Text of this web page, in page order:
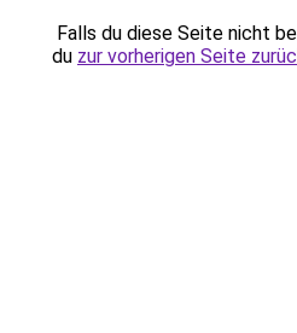
Falls du diese Seite nicht
du zur vorherigen Seite